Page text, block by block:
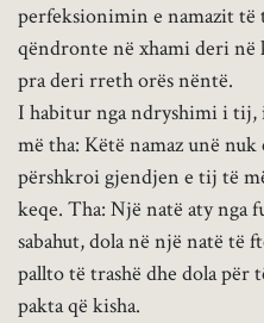
perfeksionimin e namazit të
qëndronte në xhami deri në
pra deri rreth orës nëntë.
I habitur nga ndryshimi i tij,
më tha: Këtë namaz unë
përshkroi gjendjen e tij të
keqe. Tha: Një natë aty nga
sabahut, dola në një natë të
pallto të trashë dhe dola për
pakta që kisha.